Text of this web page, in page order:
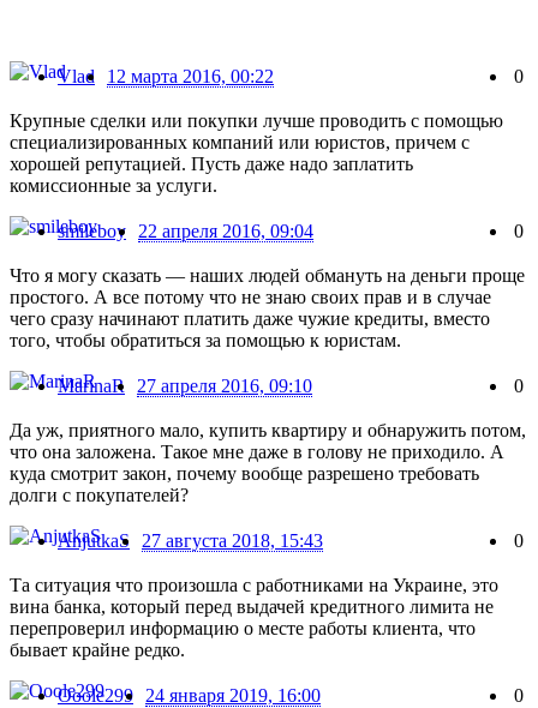
Vlad 12 марта 2016, 00:22 0
Крупные сделки или покупки лучше проводить с помощью
специализированных компаний или юристов, причем с
хорошей репутацией. Пусть даже надо заплатить
комиссионные за услуги.
smileboy 22 апреля 2016, 09:04 0
Что я могу сказать — наших людей обмануть на деньги проще
простого. А все потому что не знаю своих прав и в случае
чего сразу начинают платить даже чужие кредиты, вместо
того, чтобы обратиться за помощью к юристам.
MarinaR 27 апреля 2016, 09:10 0
Да уж, приятного мало, купить квартиру и обнаружить потом,
что она заложена. Такое мне даже в голову не приходило. А
куда смотрит закон, почему вообще разрешено требовать
долги с покупателей?
AnjutkaS 27 августа 2018, 15:43 0
Та ситуация что произошла с работниками на Украине, это
вина банка, который перед выдачей кредитного лимита не
перепроверил информацию о месте работы клиента, что
бывает крайне редко.
Ooole299 24 января 2019, 16:00 0